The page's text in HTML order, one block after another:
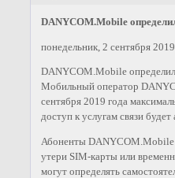
DANYCOM.Mobile
понедельник, 2 сентября 2019
DANYCOM.Mobile
Мобильный оператор
сентября 2019 года
доступ к услугам связи
Абоненты DANYCOM.Mobile
утери SIM-карты или
могут определять